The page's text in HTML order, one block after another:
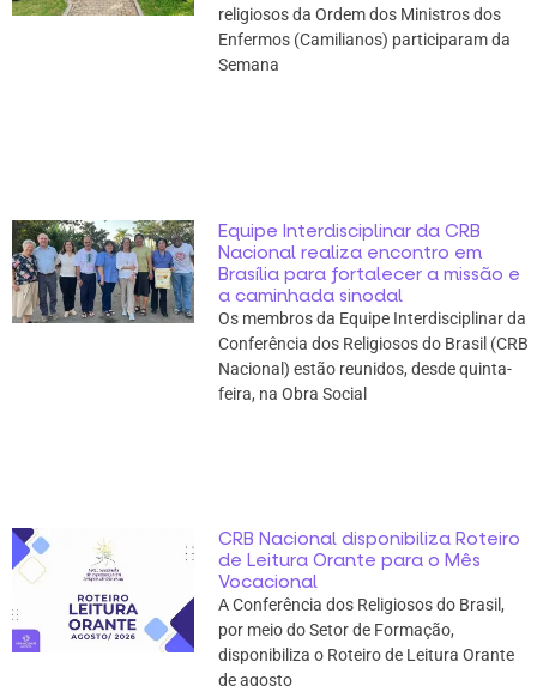
religiosos da Ordem dos Ministros dos
Enfermos (Camilianos) participaram da
Semana
Equipe Interdisciplinar da CRB
Nacional realiza encontro em
Brasília para fortalecer a missão e
a caminhada sinodal
Os membros da Equipe Interdisciplinar da
Conferência dos Religiosos do Brasil (CRB
Nacional) estão reunidos, desde quinta-
feira, na Obra Social
CRB Nacional disponibiliza Roteiro
de Leitura Orante para o Mês
Vocacional
A Conferência dos Religiosos do Brasil,
por meio do Setor de Formação,
disponibiliza o Roteiro de Leitura Orante
de agosto